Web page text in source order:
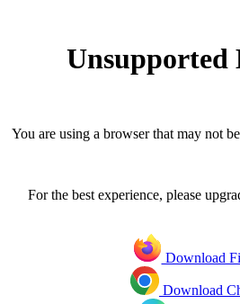
Unsupported
You are using a browser that may not
For the best experience, please
Download
Download